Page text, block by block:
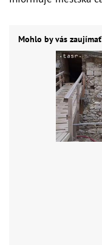
Mohlo by vás